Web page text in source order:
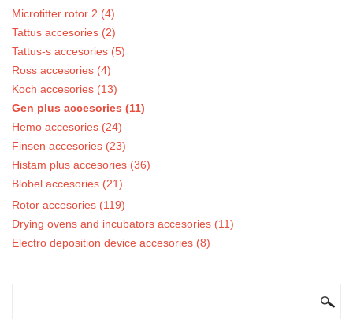
Microtitter rotor 2 (4)
Tattus accesories (2)
Tattus-s accesories (5)
Ross accesories (4)
Koch accesories (13)
Gen plus accesories (11)
Hemo accesories (24)
Finsen accesories (23)
Histam plus accesories (36)
Blobel accesories (21)
Rotor accesories (119)
Drying ovens and incubators accesories (11)
Electro deposition device accesories (8)